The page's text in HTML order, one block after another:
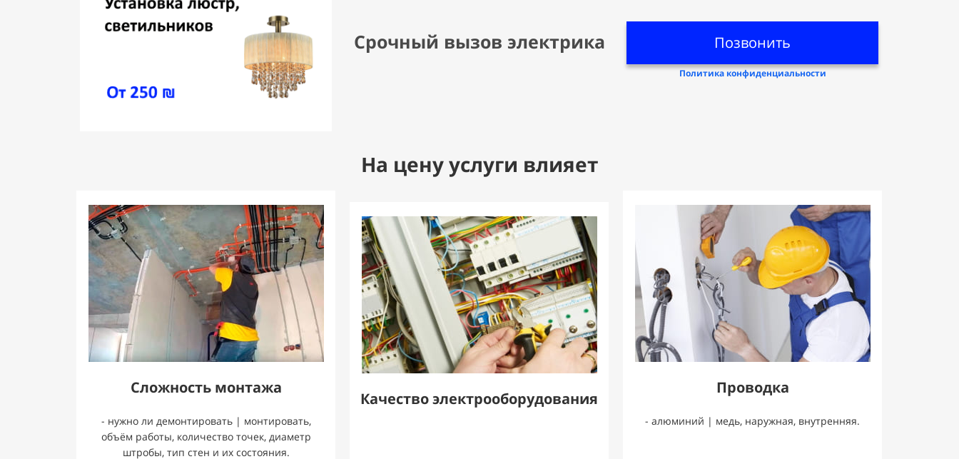
Срочный вызов электрика Позвонить
Политика конфиденциальности
На цену услуги влияет
Сложность монтажа
- нужно ли демонтировать | монтировать,
объём работы, количество точек, диаметр
штробы, тип стен и их состояния.
Качество электрооборудования
Проводка
- алюминий | медь, наружная, внутренняя.